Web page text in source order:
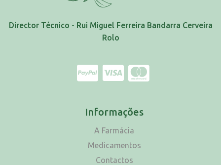
Director Técnico - Rui Miguel Ferreira Bandarra Cerveira
Rolo
Informações
A Farmácia
Medicamentos
Contactos